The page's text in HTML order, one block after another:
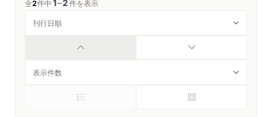
全2件中1─2件を表示